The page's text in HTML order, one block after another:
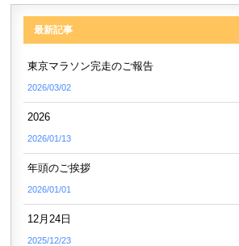
最新記事
東京マラソン完走のご報告
2026/03/02
2026
2026/01/13
年頭のご挨拶
2026/01/01
12月24日
2025/12/23